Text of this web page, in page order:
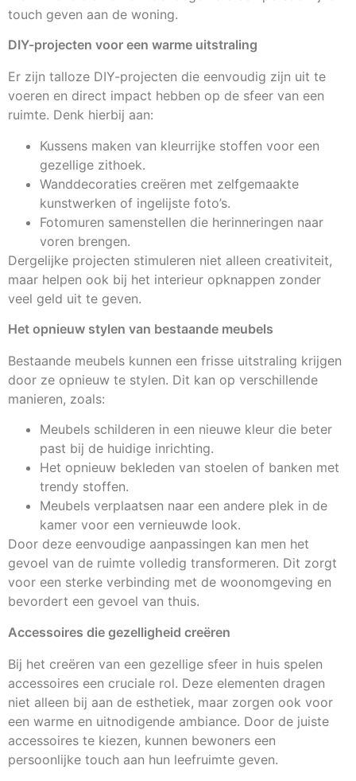
touch geven aan de woning.
DIY-projecten voor een warme uitstraling
Er zijn talloze DIY-projecten die eenvoudig zijn uit te
voeren en direct impact hebben op de sfeer van een
ruimte. Denk hierbij aan:
Kussens maken van kleurrijke stoffen voor een
gezellige zithoek.
Wanddecoraties creëren met zelfgemaakte
kunstwerken of ingelijste foto’s.
Fotomuren samenstellen die herinneringen naar
voren brengen.
Dergelijke projecten stimuleren niet alleen creativiteit,
maar helpen ook bij het interieur opknappen zonder
veel geld uit te geven.
Het opnieuw stylen van bestaande meubels
Bestaande meubels kunnen een frisse uitstraling krijgen
door ze opnieuw te stylen. Dit kan op verschillende
manieren, zoals:
Meubels schilderen in een nieuwe kleur die beter
past bij de huidige inrichting.
Het opnieuw bekleden van stoelen of banken met
trendy stoffen.
Meubels verplaatsen naar een andere plek in de
kamer voor een vernieuwde look.
Door deze eenvoudige aanpassingen kan men het
gevoel van de ruimte volledig transformeren. Dit zorgt
voor een sterke verbinding met de woonomgeving en
bevordert een gevoel van thuis.
Accessoires die gezelligheid creëren
Bij het creëren van een gezellige sfeer in huis spelen
accessoires een cruciale rol. Deze elementen dragen
niet alleen bij aan de esthetiek, maar zorgen ook voor
een warme en uitnodigende ambiance. Door de juiste
accessoires te kiezen, kunnen bewoners een
persoonlijke touch aan hun leefruimte geven.